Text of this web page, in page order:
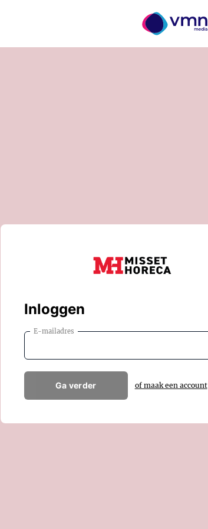
Inloggen
E-mailadres
Ga verder of maak een account